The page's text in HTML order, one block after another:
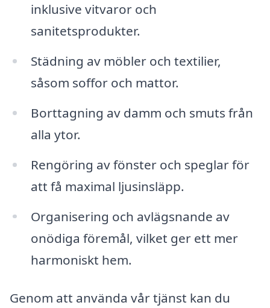
inklusive vitvaror och
sanitetsprodukter.
Städning av möbler och textilier,
såsom soffor och mattor.
Borttagning av damm och smuts från
alla ytor.
Rengöring av fönster och speglar för
att få maximal ljusinsläpp.
Organisering och avlägsnande av
onödiga föremål, vilket ger ett mer
harmoniskt hem.
Genom att använda vår tjänst kan du